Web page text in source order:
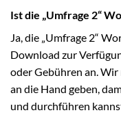
Ist die „Umfrage 2“
Ja, die „Umfrage 2“
Download zur
oder Gebühren an.
an die Hand geben,
und durchführen